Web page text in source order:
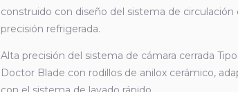
construido con diseño del sistema de circulación
precisión refrigerada.
Alta precisión del sistema de cámara cerrada Tipo
Doctor Blade con rodillos de anilox cerámico,